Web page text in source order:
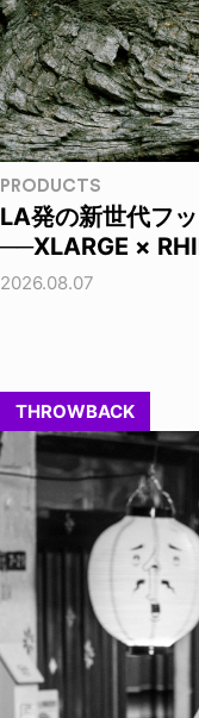
PRODUCTS
LA発の新世代フ
──XLARGE ×
2026.08.07
THROWBACK